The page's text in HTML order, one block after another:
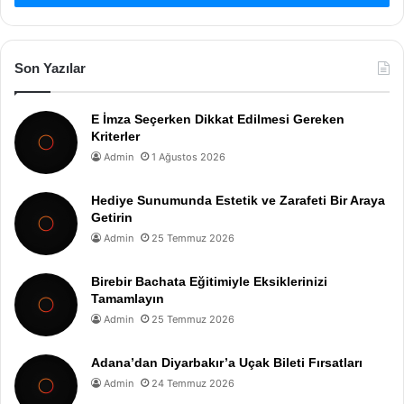
Son Yazılar
E İmza Seçerken Dikkat Edilmesi Gereken
Kriterler
Admin 1 Ağustos 2026
Hediye Sunumunda Estetik ve Zarafeti Bir Araya
Getirin
Admin 25 Temmuz 2026
Birebir Bachata Eğitimiyle Eksiklerinizi
Tamamlayın
Admin 25 Temmuz 2026
Adana’dan Diyarbakır’a Uçak Bileti Fırsatları
Admin 24 Temmuz 2026